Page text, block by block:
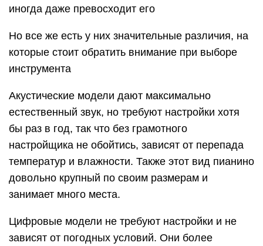
иногда даже превосходит его
Но все же есть у них значительные различия, на
которые стоит обратить внимание при выборе
инструмента
Акустические модели дают максимально
естественный звук, но требуют настройки хотя
бы раз в год, так что без грамотного
настройщика не обойтись, зависят от перепада
температур и влажности. Также этот вид пианино
довольно крупный по своим размерам и
занимает много места.
Цифровые модели не требуют настройки и не
зависят от погодных условий. Они более